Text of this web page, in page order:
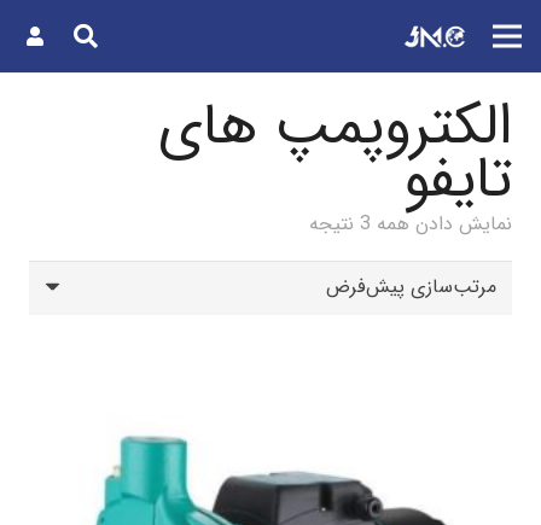
الکتروپمپ های
تایفو
نمایش دادن همه 3 نتیجه